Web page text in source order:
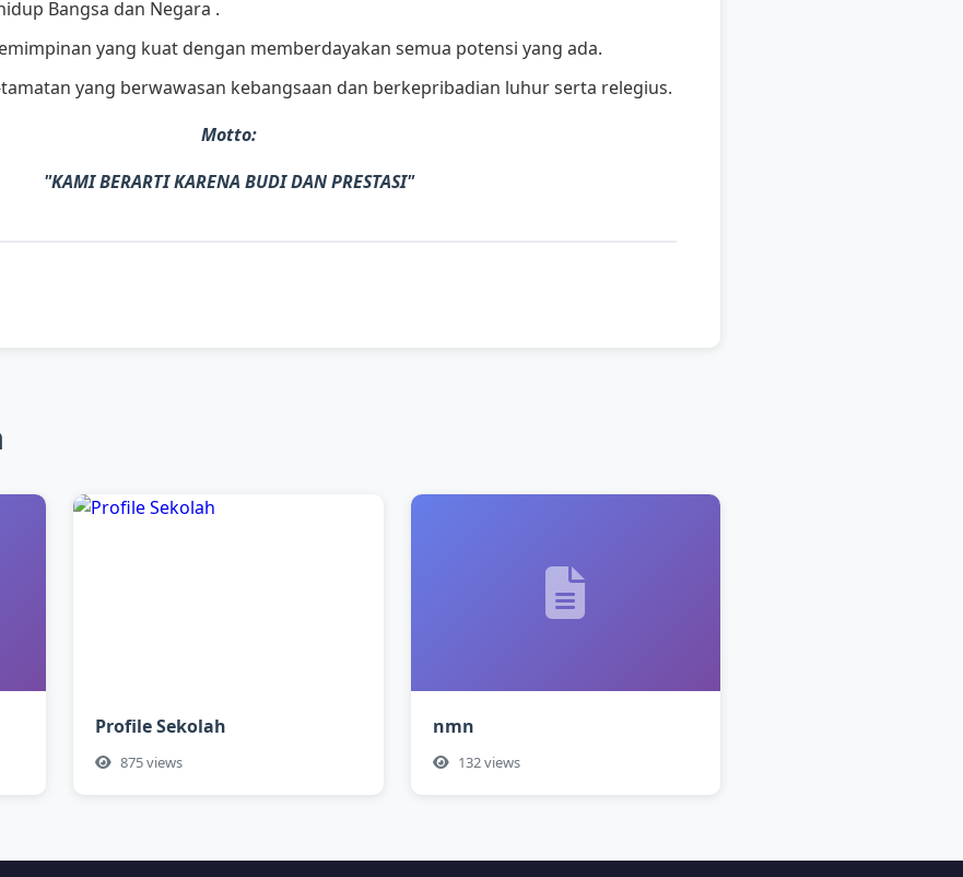
Bangsa dan Negara .
yang kuat dengan memberdayakan semua potensi yang ada.
yang berwawasan kebangsaan dan berkepribadian luhur serta relegius.
Motto:
"KAMI BERARTI KARENA BUDI DAN PRESTASI"
Profile Sekolah
875 views
nmn
132 views